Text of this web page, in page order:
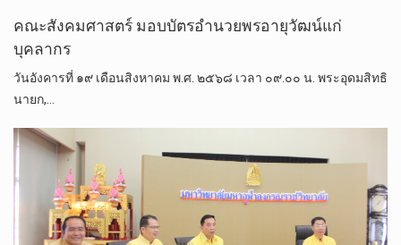
คณะสังคมศาสตร์ มอบบัตรอำนวยพรอายุวัฒน์แก่
บุคลากร
วันอังคารที่ ๑๙ เดือนสิงหาคม พ.ศ. ๒๕๖๘ เวลา ๐๙.๐๐ น. พระอุดมสิทธิ
นายก,…